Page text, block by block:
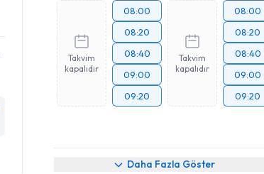
Takvim
kapalıdır
08:00
08:20
08:40
09:00
09:20
Takvim
kapalıdır
08:00
08:20
08:40
09:00
09:20
Daha Fazla Göster